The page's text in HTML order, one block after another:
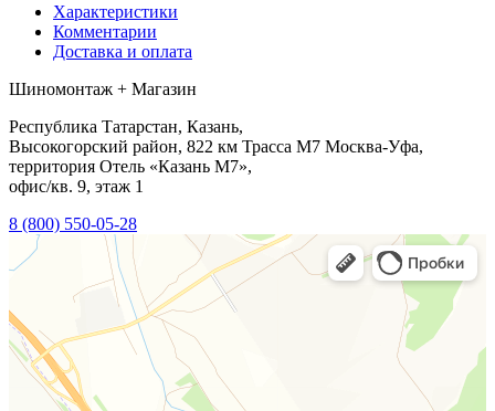
Характеристики
Комментарии
Доставка и оплата
Шиномонтаж + Магазин
Республика Татарстан, Казань,
Высокогорский район, 822 км Трасса М7 Москва-Уфа,
территория Отель «Казань М7»,
офис/кв. 9, этаж 1
8 (800) 550-05-28